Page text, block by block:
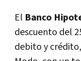
El Banco
descuento del
debito y